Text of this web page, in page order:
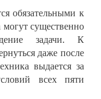
обязательными к
существенно
задачи. К
даже после
выдается за
всех пяти